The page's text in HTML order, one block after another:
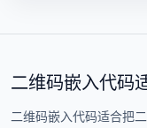
二维码嵌入代码
二维码嵌入代码适合把